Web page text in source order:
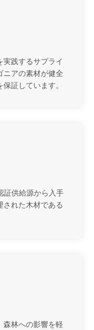
践するサプライ
ニアの素材が健全
証しています。
証供給源から入手
された木材である
森林への影響を軽